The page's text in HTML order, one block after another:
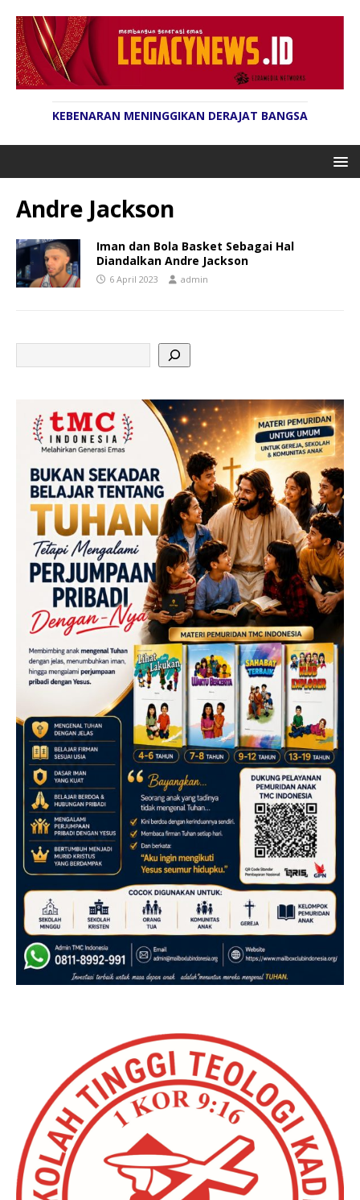
KEBENARAN MENINGGIKAN DERAJAT BANGSA
Andre Jackson
Iman dan Bola Basket Sebagai Hal
Diandalkan Andre Jackson
6 April 2023 admin